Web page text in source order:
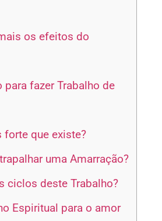
os efeitos do
para fazer Trabalho de
forte que existe?
uma Amarração?
ciclos deste Trabalho?
Espiritual para o amor